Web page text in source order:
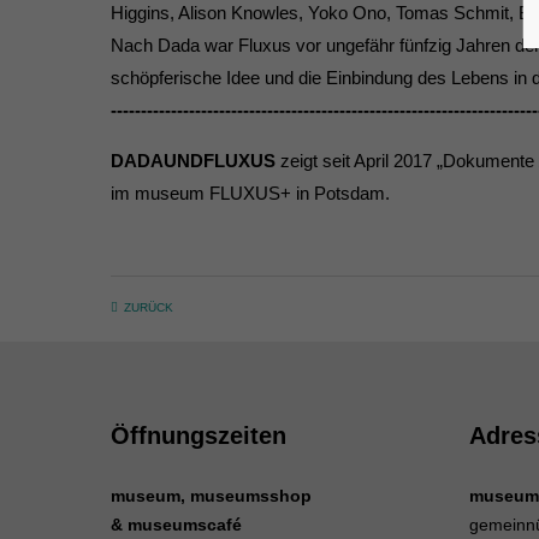
Higgins, Alison Knowles, Yoko Ono, Tomas Schmit,
Nach Dada war Fluxus vor ungefähr fünfzig Jahren
schöpferische Idee und die Einbindung des Lebens in
DADAUNDFLUXUS zeigt seit April 2017
im museum FLUXUS+ in Potsdam.
ZURÜCK
Öffnungszeiten
museum, museumsshop
& museumscafé